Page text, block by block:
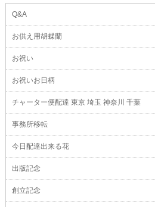
Q&A
お供え用胡蝶蘭
お祝い
お祝いお日柄
チャーター便配達 東京 埼玉 神奈川 千葉
事務所移転
今日配達出来る花
出版記念
創立記念